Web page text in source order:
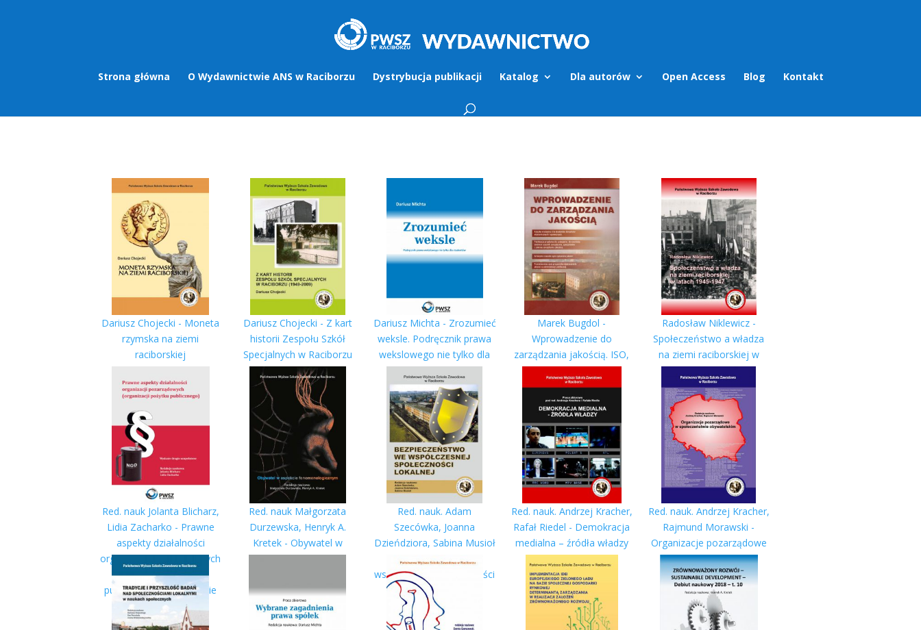
Strona główna O Wydawnictwie ANS w Raciborzu Dystrybucja publikacji Katalog Dla autorów Open Access Blog Kontakt
Dariusz Chojecki - Moneta
rzymska na ziemi
raciborskiej
Dariusz Chojecki - Z kart
historii Zespołu Szkół
Specjalnych w Raciborzu
(1949-2009)
Dariusz Michta - Zrozumieć
weksle. Podręcznik prawa
wekslowego nie tylko dla
studentów
Marek Bugdol -
Wprowadzenie do
zarządzania jakością. ISO,
TQM, administracja...
Radosław Niklewicz -
Społeczeństwo a władza
na ziemi raciborskiej w
latach 1945-1947
Red. nauk Jolanta Blicharz,
Lidia Zacharko - Prawne
aspekty działalności
organizacji pozarządowych
(organizacji pożytku
publicznego). Wyd. drugie
uzupełnione
Red. nauk Małgorzata
Durzewska, Henryk A.
Kretek - Obywatel w
aspekcie
Red. nauk. Adam
Szecówka, Joanna
Dzieńdziora, Sabina Musioł
- Bezpieczeństwo we
współczesnej społeczności
lokalnej
Red. nauk. Andrzej Kracher,
Rafał Riedel - Demokracja
medialna – źródła władzy
Red. nauk. Andrzej Kracher,
Rajmund Morawski -
Organizacje pozarządowe
w społeczeństwie
obywatelskim